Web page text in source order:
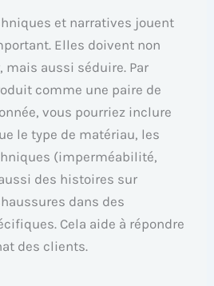
et narratives jouent
Elles doivent non
aussi séduire. Par
comme une paire de
vous pourriez inclure
le type de matériau, les
(imperméabilité,
des histoires sur
dans des
Cela aide à répondre
des clients.